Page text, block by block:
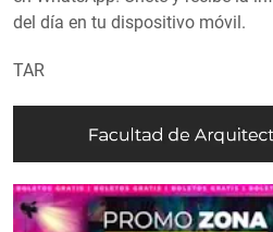
del día en tu dispositivo móvil.
TAR